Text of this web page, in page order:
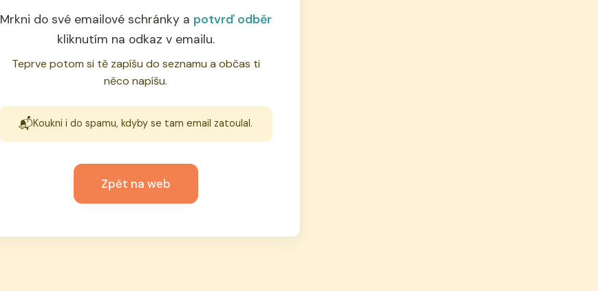
Mrkni do své emailové schránky a potvrď odběr
kliknutím na odkaz v emailu.
Teprve potom si tě zapíšu do seznamu a občas ti
něco napíšu.
📬Koukni i do spamu, kdyby se tam email zatoulal.
Zpět na web